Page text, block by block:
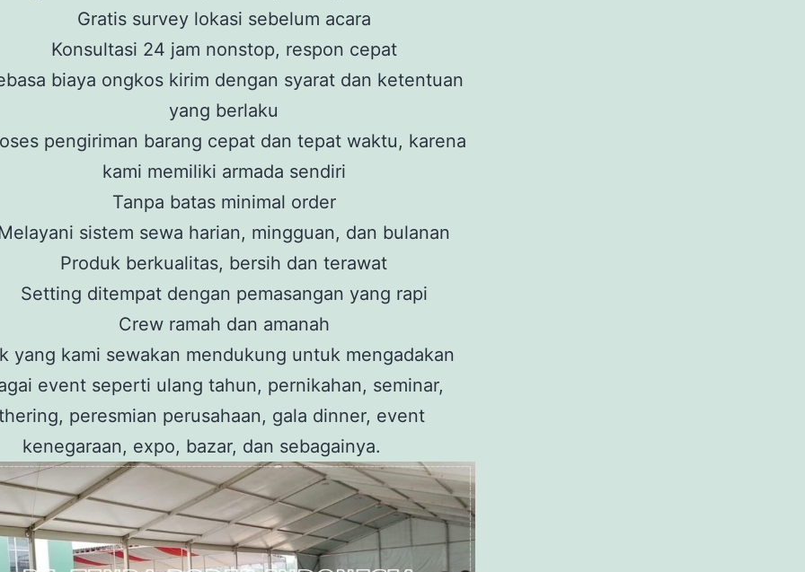
Gratis survey lokasi sebelum acara
Konsultasi 24 jam nonstop, respon cepat
biaya ongkos kirim dengan syarat dan ketentuan
yang berlaku
pengiriman barang cepat dan tepat waktu, karena
kami memiliki armada sendiri
Tanpa batas minimal order
sistem sewa harian, mingguan, dan bulanan
Produk berkualitas, bersih dan terawat
Setting ditempat dengan pemasangan yang rapi
Crew ramah dan amanah
yang kami sewakan mendukung untuk mengadakan
event seperti ulang tahun, pernikahan, seminar,
peresmian perusahaan, gala dinner, event
kenegaraan, expo, bazar, dan sebagainya.